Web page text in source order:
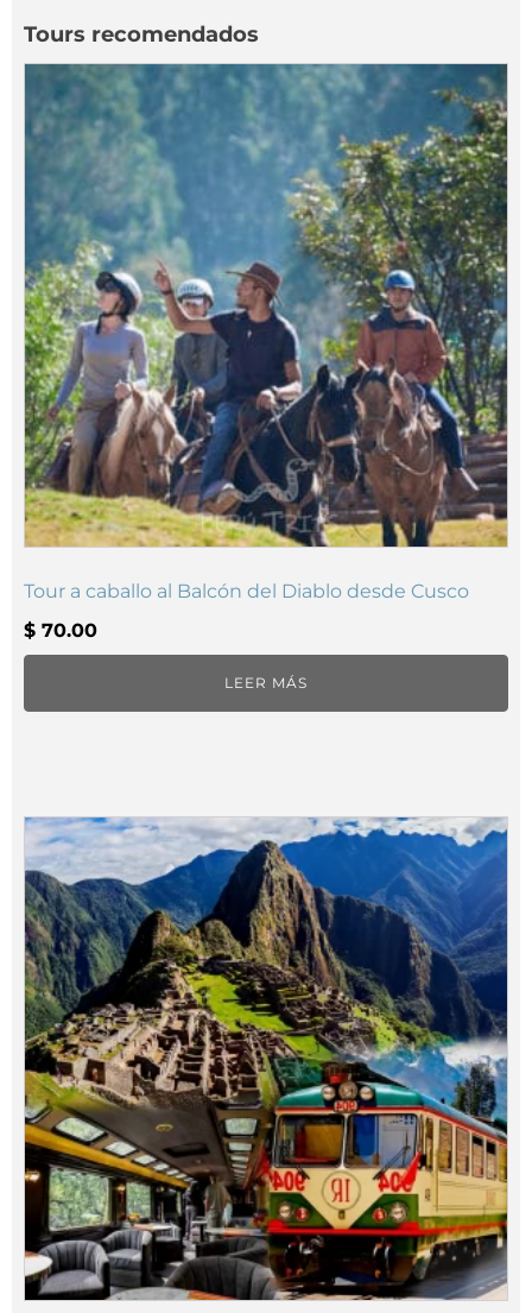
Tours recomendados
Tour a caballo al Balcón del Diablo desde Cusco
$ 70.00
LEER MÁS